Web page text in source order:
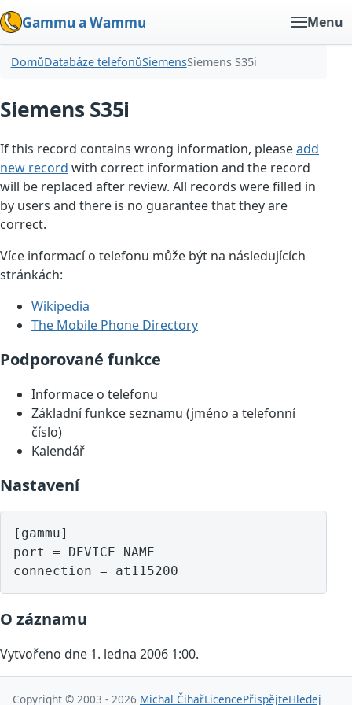
Gammu a Wammu Menu
DomůDatabáze telefonůSiemensSiemens S35i
Siemens S35i
If this record contains wrong information, pleaseadd
new record with correct information and the record
will be replaced after review. All records were filled in
by users and there is no guarantee that they are
correct.
Více informací o telefonu může být na následujících
stránkách:
Wikipedia
The Mobile Phone Directory
Podporované funkce
Informace o telefonu
Základní funkce seznamu (jméno a telefonní
číslo)
Kalendář
Nastavení
[gammu]
port = DEVICE NAME
O záznamu
Vytvořeno dne 1. ledna 2006 1:00.
Copyright © 2003 - 2026 Michal ČihařLicencePřispějteHledej